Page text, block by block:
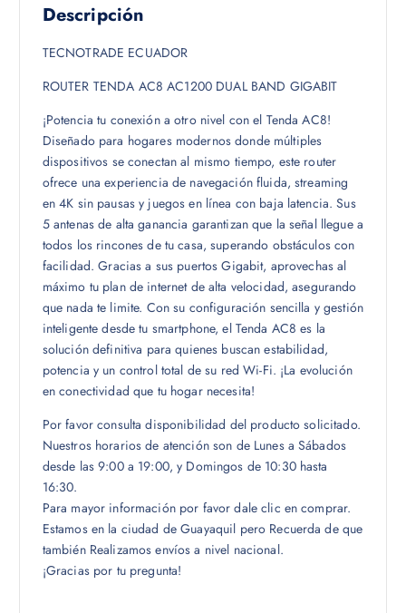
Descripción
TECNOTRADE ECUADOR
ROUTER TENDA AC8 AC1200 DUAL BAND GIGABIT
¡Potencia tu conexión a otro nivel con el Tenda AC8!
Diseñado para hogares modernos donde múltiples
dispositivos se conectan al mismo tiempo, este router
ofrece una experiencia de navegación fluida, streaming
en 4K sin pausas y juegos en línea con baja latencia. Sus
5 antenas de alta ganancia garantizan que la señal llegue a
todos los rincones de tu casa, superando obstáculos con
facilidad. Gracias a sus puertos Gigabit, aprovechas al
máximo tu plan de internet de alta velocidad, asegurando
que nada te limite. Con su configuración sencilla y gestión
inteligente desde tu smartphone, el Tenda AC8 es la
solución definitiva para quienes buscan estabilidad,
potencia y un control total de su red Wi-Fi. ¡La evolución
en conectividad que tu hogar necesita!
Por favor consulta disponibilidad del producto solicitado.
Nuestros horarios de atención son de Lunes a Sábados
desde las 9:00 a 19:00, y Domingos de 10:30 hasta
16:30.
Para mayor información por favor dale clic en comprar.
Estamos en la ciudad de Guayaquil pero Recuerda de que
también Realizamos envíos a nivel nacional.
¡Gracias por tu pregunta!